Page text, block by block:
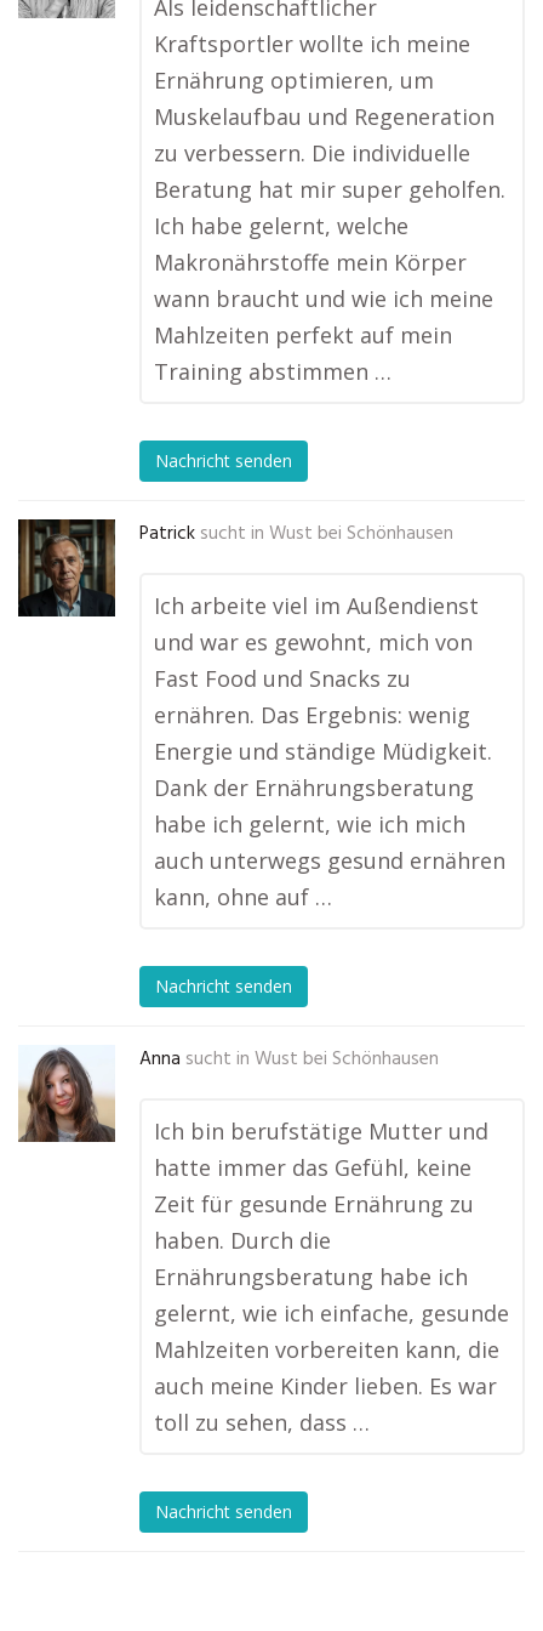
Als leidenschaftlicher
Kraftsportler wollte ich meine
Ernährung optimieren, um
Muskelaufbau und Regeneration
zu verbessern. Die individuelle
Beratung hat mir super geholfen.
Ich habe gelernt, welche
Makronährstoffe mein Körper
wann braucht und wie ich meine
Mahlzeiten perfekt auf mein
Training abstimmen …
Nachricht senden
Patrick sucht in Wust bei Schönhausen
Ich arbeite viel im Außendienst
und war es gewohnt, mich von
Fast Food und Snacks zu
ernähren. Das Ergebnis: wenig
Energie und ständige Müdigkeit.
Dank der Ernährungsberatung
habe ich gelernt, wie ich mich
auch unterwegs gesund ernähren
kann, ohne auf …
Nachricht senden
Anna sucht in Wust bei Schönhausen
Ich bin berufstätige Mutter und
hatte immer das Gefühl, keine
Zeit für gesunde Ernährung zu
haben. Durch die
Ernährungsberatung habe ich
gelernt, wie ich einfache, gesunde
Mahlzeiten vorbereiten kann, die
auch meine Kinder lieben. Es war
toll zu sehen, dass …
Nachricht senden